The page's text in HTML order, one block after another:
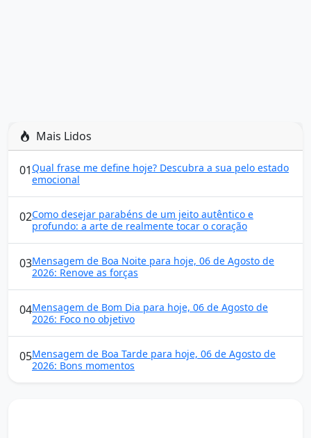
Mais Lidos
01Qual frase me define hoje? Descubra a sua pelo estado
emocional
02Como desejar parabéns de um jeito autêntico e
profundo: a arte de realmente tocar o coração
03Mensagem de Boa Noite para hoje, 06 de Agosto de
2026: Renove as forças
04Mensagem de Bom Dia para hoje, 06 de Agosto de
2026: Foco no objetivo
05Mensagem de Boa Tarde para hoje, 06 de Agosto de
2026: Bons momentos